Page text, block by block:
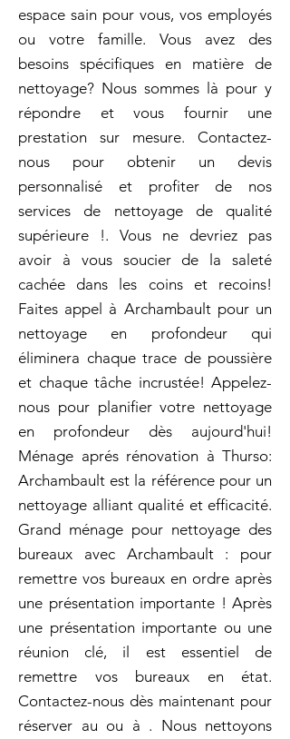
espace sain pour vous, vos employés
ou votre famille. Vous avez des
besoins spécifiques en matière de
nettoyage? Nous sommes là pour y
répondre et vous fournir une
prestation sur mesure. Contactez-
nous pour obtenir un devis
personnalisé et profiter de nos
services de nettoyage de qualité
supérieure !. Vous ne devriez pas
avoir à vous soucier de la saleté
cachée dans les coins et recoins!
Faites appel à Archambault pour un
nettoyage en profondeur qui
éliminera chaque trace de poussière
et chaque tâche incrustée! Appelez-
nous pour planifier votre nettoyage
en profondeur dès aujourd'hui!
Ménage aprés rénovation à Thurso:
Archambault est la référence pour un
nettoyage alliant qualité et efficacité.
Grand ménage pour nettoyage des
bureaux avec Archambault : pour
remettre vos bureaux en ordre après
une présentation importante ! Après
une présentation importante ou une
réunion clé, il est essentiel de
remettre vos bureaux en état.
Contactez-nous dès maintenant pour
réserver au ou à . Nous nettoyons